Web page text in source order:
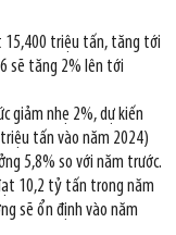
15,400 triệu tấn, tăng tới
sẽ tăng 2% lên tới
giảm nhẹ 2%, dự kiến
tấn vào năm 2024)
5,8% so với năm trước.
10,2 tỷ tấn trong năm
sẽ ổn định vào năm